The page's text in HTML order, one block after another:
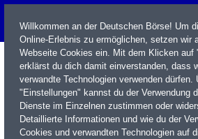
Willkommen an der Deutschen Börse! Um
Online-Erlebnis zu ermöglichen, setzen wir
Webseite Cookies ein. Mit dem Klicken auf
erklärst du dich damit einverstanden, dass
verwandte Technologien verwenden dürfen.
"Einstellungen" kannst du der Verwendung
Dienste im Einzelnen zustimmen oder
Detaillierte Informationen und wie du der
Cookies und verwandten Technologien auf